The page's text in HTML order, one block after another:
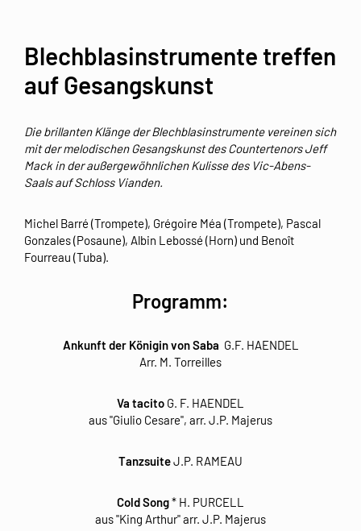
Blechblasinstrumente treffen
auf Gesangskunst
Die brillanten Klänge der Blechblasinstrumente vereinen sich
mit der melodischen Gesangskunst des Countertenors Jeff
Mack in der außergewöhnlichen Kulisse des Vic-Abens-
Saals auf Schloss Vianden.
Michel Barré (Trompete), Grégoire Méa (Trompete), Pascal
Gonzales (Posaune), Albin Lebossé (Horn) und Benoît
Fourreau (Tuba).
Programm:
Ankunft der Königin von Saba G.F. HAENDEL
Arr. M. Torreilles
Va tacito G. F. HAENDEL
aus "Giulio Cesare", arr. J.P. Majerus
TanzsuiteJ.P. RAMEAU
Cold Song* H. PURCELL
aus "King Arthur" arr. J.P. Majerus